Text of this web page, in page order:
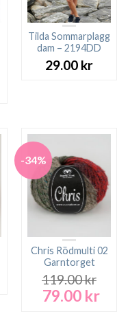
Tilda Sommarplagg
dam – 2194DD
29.00 kr
-34%
Chris Rödmulti 02
Garntorget
119.00kr
Det
79.00 krDet